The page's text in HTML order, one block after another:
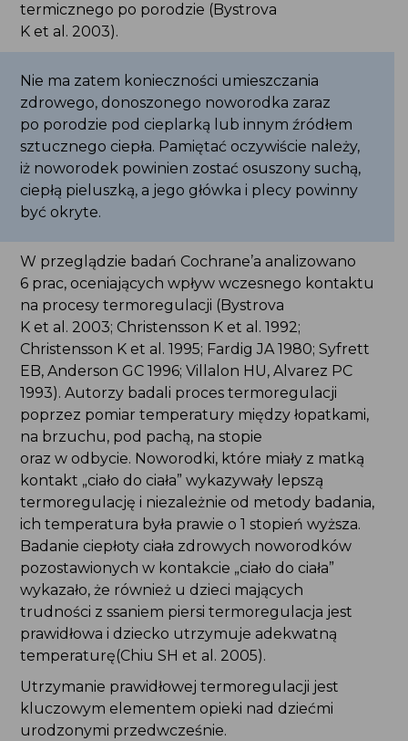
termicznego po porodzie (Bystrova
K et al. 2003).
Nie ma zatem konieczności umieszczania
zdrowego, donoszonego noworodka zaraz
po porodzie pod cieplarką lub innym źródłem
sztucznego ciepła. Pamiętać oczywiście należy,
iż noworodek powinien zostać osuszony suchą,
ciepłą pieluszką, a jego główka i plecy powinny
być okryte.
W przeglądzie badań Cochrane’a analizowano
6 prac, oceniających wpływ wczesnego kontaktu
na procesy termoregulacji (Bystrova
K et al. 2003; Christensson K et al. 1992;
Christensson K et al. 1995; Fardig JA 1980; Syfrett
EB, Anderson GC 1996; Villalon HU, Alvarez PC
1993). Autorzy badali proces termoregulacji
poprzez pomiar temperatury między łopatkami,
na brzuchu, pod pachą, na stopie
oraz w odbycie. Noworodki, które miały z matką
kontakt „ciało do ciała” wykazywały lepszą
termoregulację i niezależnie od metody badania,
ich temperatura była prawie o 1 stopień wyższa.
Badanie ciepłoty ciała zdrowych noworodków
pozostawionych w kontakcie „ciało do ciała”
wykazało, że również u dzieci mających
trudności z ssaniem piersi termoregulacja jest
prawidłowa i dziecko utrzymuje adekwatną
temperaturę(Chiu SH et al. 2005).
Utrzymanie prawidłowej termoregulacji jest
kluczowym elementem opieki nad dziećmi
urodzonymi przedwcześnie.